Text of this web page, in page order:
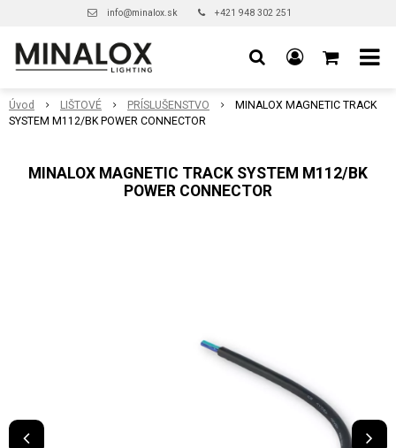
info@minalox.sk +421 948 302 251
Úvod LIŠTOVÉ PRÍSLUŠENSTVO
MINALOX MAGNETIC TRACK
SYSTEM M112/BK POWER CONNECTOR
MINALOX MAGNETIC TRACK SYSTEM M112/BK
POWER CONNECTOR